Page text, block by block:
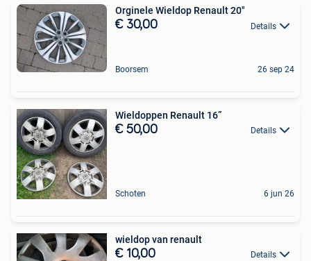
Orginele Wieldop Renault 20"
€ 30,00 Details
Boorsem 26 sep 24
Wieldoppen Renault 16”
€ 50,00 Details
Schoten 6 jun 26
wieldop van renault
€ 10,00 Details